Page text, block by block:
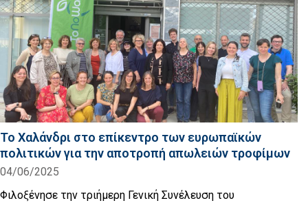
Το Χαλάνδρι στο επίκεντρο των ευρωπαϊκών
πολιτικών για την αποτροπή απωλειών τροφίμων
04/06/2025
Φιλοξένησε την τριήμερη Γενική Συνέλευση του